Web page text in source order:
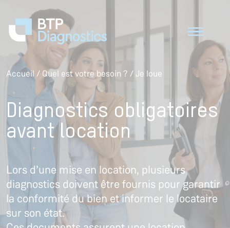
Accueil/ Quel est votre besoin ? /Je loue
Diagnostics obligatoires
avant location
Lors d’une mise en location, plusieurs
diagnostics doivent être fournis pour garantir
la conformité du bien et informer le locataire
sur son état.